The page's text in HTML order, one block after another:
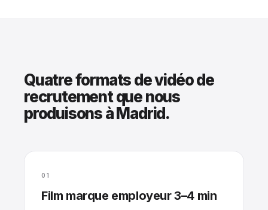
Quatre formats de vidéo de
recrutement que nous
produisons à Madrid.
01
Film marque employeur 3–4 min